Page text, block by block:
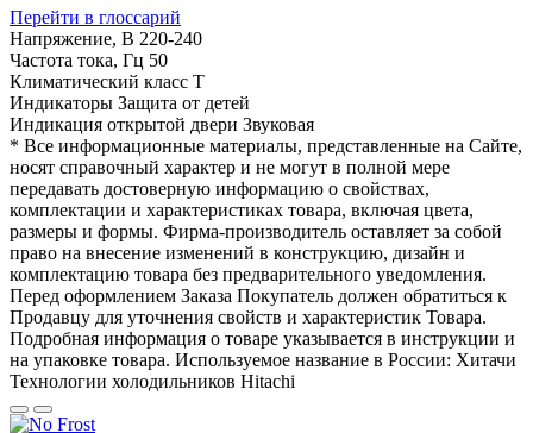
Перейти в глоссарий
Напряжение, В 220-240
Частота тока, Гц 50
Климатический класс T
Индикаторы Защита от детей
Индикация открытой двери Звуковая
* Все информационные материалы, представленные на Сайте,
носят справочный характер и не могут в полной мере
передавать достоверную информацию о свойствах,
комплектации и характеристиках товара, включая цвета,
размеры и формы. Фирма-производитель оставляет за собой
право на внесение изменений в конструкцию, дизайн и
комплектацию товара без предварительного уведомления.
Перед оформлением Заказа Покупатель должен обратиться к
Продавцу для уточнения свойств и характеристик Товара.
Подробная информация о товаре указывается в инструкции и
на упаковке товара. Используемое название в России: Хитачи
Технологии холодильников Hitachi